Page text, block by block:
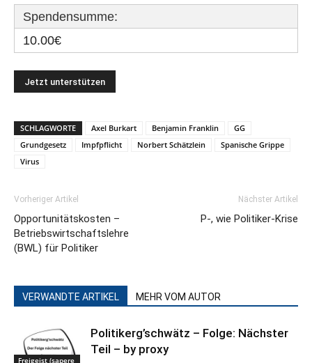
Spendensumme:
10.00€
SCHLAGWORTE Axel Burkart Benjamin Franklin
GG
Grundgesetz
Impfpflicht Norbert Schätzlein
Spanische Grippe
Virus
Vorheriger Artikel
Opportunitätskosten –
Betriebswirtschaftslehre
(BWL) für Politiker
Nächster Artikel
P-, wie Politiker-Krise
VERWANDTE ARTIKEL MEHR VOM AUTOR
Freigeist (sapere
Politikerg’schwätz – Folge: Nächster
Teil – by proxy